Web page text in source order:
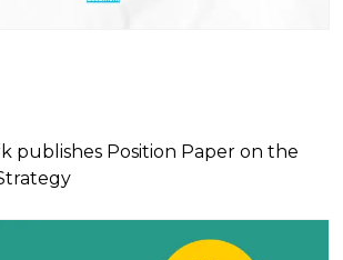
publishes Position Paper on the